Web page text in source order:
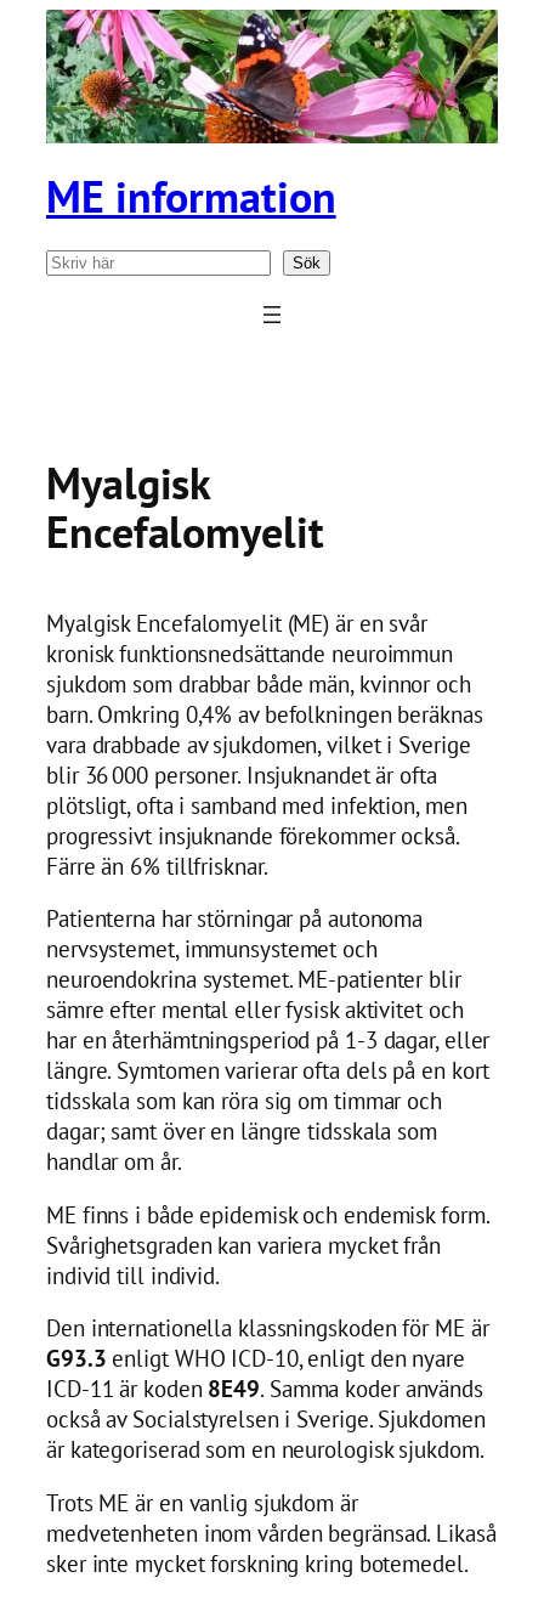
Hoppa
innehåll
ME information
Sök Sök
Myalgisk
Encefalomyelit
Myalgisk Encefalomyelit (ME) är en svår
kronisk funktionsnedsättande neuroimmun
sjukdom som drabbar både män, kvinnor och
barn. Omkring 0,4% av befolkningen beräknas
vara drabbade av sjukdomen, vilket i Sverige
blir 36 000 personer. Insjuknandet är ofta
plötsligt, ofta i samband med infektion, men
progressivt insjuknande förekommer också.
Färre än 6% tillfrisknar.
Patienterna har störningar på autonoma
nervsystemet, immunsystemet och
neuroendokrina systemet. ME-patienter blir
sämre efter mental eller fysisk aktivitet och
har en återhämtningsperiod på 1-3 dagar, eller
längre. Symtomen varierar ofta dels på en kort
tidsskala som kan röra sig om timmar och
dagar; samt över en längre tidsskala som
handlar om år.
ME finns i både epidemisk och endemisk form.
Svårighetsgraden kan variera mycket från
individ till individ.
Den internationella klassningskoden för ME är
G93.3 enligt WHO ICD-10, enligt den nyare
ICD-11 är koden 8E49. Samma koder används
också av Socialstyrelsen i Sverige. Sjukdomen
är kategoriserad som en neurologisk sjukdom.
Trots ME är en vanlig sjukdom är
medvetenheten inom vården begränsad. Likaså
sker inte mycket forskning kring botemedel.